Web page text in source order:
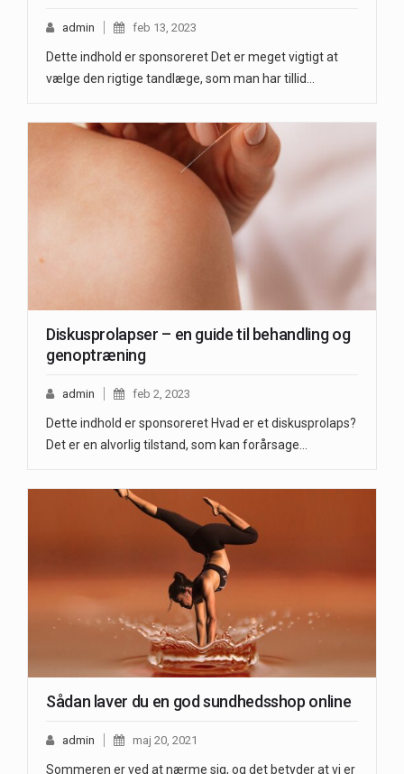
admin feb 13, 2023
Dette indhold er sponsoreret Det er meget vigtigt at
vælge den rigtige tandlæge, som man har tillid…
Diskusprolapser – en guide til behandling og
genoptræning
admin feb 2, 2023
Dette indhold er sponsoreret Hvad er et diskusprolaps?
Det er en alvorlig tilstand, som kan forårsage…
Sådan laver du en god sundhedsshop online
admin maj 20, 2021
Sommeren er ved at nærme sig, og det betyder at vi er